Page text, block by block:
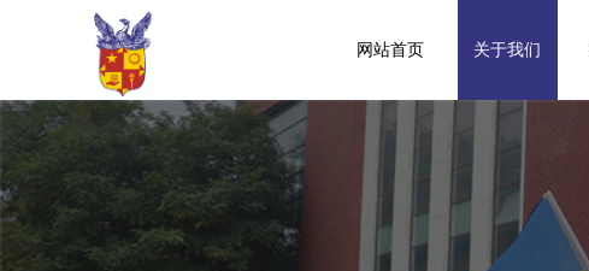
网站首页 关于我们